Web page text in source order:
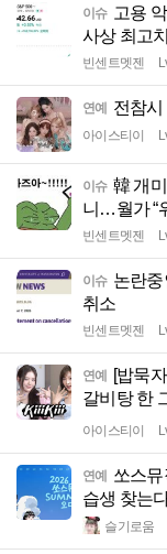
이슈 고용
사상 최고
빈센트멧젠
연예 전참시
아이스티이
이슈 韓 개
니…월가 “
빈센트멧젠
이슈 논란중
취소
빈센트멧젠
연예 [밥묵
갈비탕 한
아이스티이
연예 쏘스
습생 찾는
슬기로움